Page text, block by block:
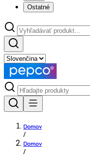
Ostatné
Domov
/
Domov
/